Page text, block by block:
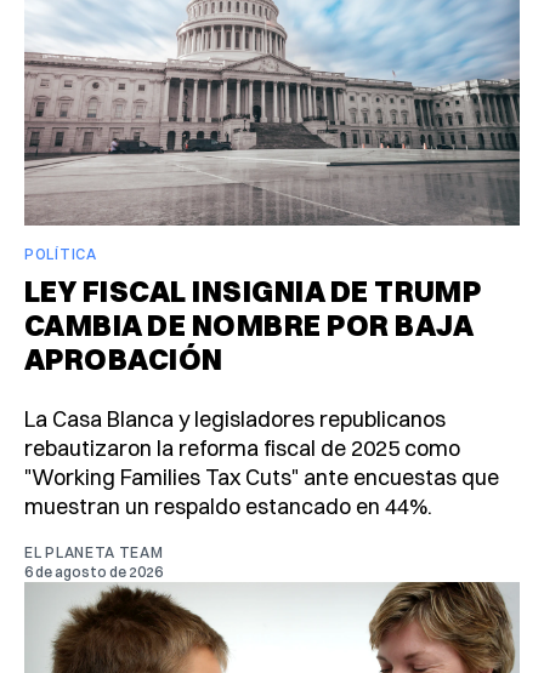
POLÍTICA
LEY FISCAL INSIGNIA DE TRUMP
CAMBIA DE NOMBRE POR BAJA
APROBACIÓN
La Casa Blanca y legisladores republicanos
rebautizaron la reforma fiscal de 2025 como
"Working Families Tax Cuts" ante encuestas que
muestran un respaldo estancado en 44%.
EL PLANETA TEAM
6 de agosto de 2026